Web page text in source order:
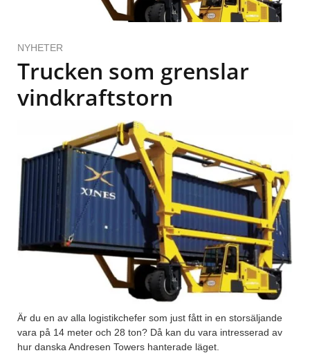
NYHETER
Trucken som grenslar
vindkraftstorn
Är du en av alla logistikchefer som just fått in en storsäljande
vara på 14 meter och 28 ton? Då kan du vara intresserad av
hur danska Andresen Towers hanterade läget.